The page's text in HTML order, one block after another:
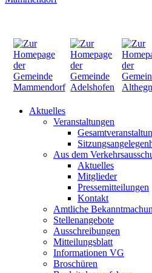
Aktuelles
Veranstaltungen
Aus dem
Aktuelles
Mitglieder
Pressemitteilungen
Kontakt
Amtliche
Stellenangebote
Ausschreibungen
Mitteilungsblatt
Informationen VG
Broschüren